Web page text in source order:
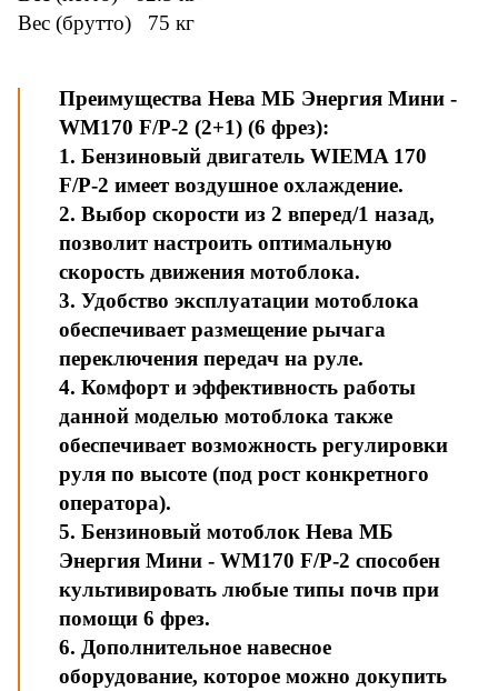
Вес (брутто) 75 кг
Преимущества Нева МБ Энергия Мини -
WM170 F/P-2 (2+1) (6 фрез):
1. Бензиновый двигатель WIEMA 170
F/P-2 имеет воздушное охлаждение.
2. Выбор скорости из 2 вперед/1 назад,
позволит настроить оптимальную
скорость движения мотоблока.
3. Удобство эксплуатации мотоблока
обеспечивает размещение рычага
переключения передач на руле.
4. Комфорт и эффективность работы
данной моделью мотоблока также
обеспечивает возможность регулировки
руля по высоте (под рост конкретного
оператора).
5. Бензиновый мотоблок Нева МБ
Энергия Мини - WM170 F/P-2 способен
культивировать любые типы почв при
помощи 6 фрез.
6. Дополнительное навесное
оборудование, которое можно докупить